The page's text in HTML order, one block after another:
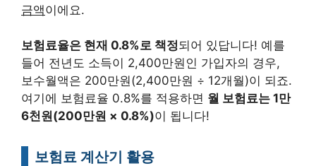
금액이에요.
보험료율은 현재 0.8%로 책정되어 있답니다! 예를
들어 전년도 소득이 2,400만원인 가입자의 경우,
보수월액은 200만원(2,400만원 ÷ 12개월)이 되죠.
여기에 보험료율 0.8%를 적용하면 월 보험료는 1만
6천원(200만원 × 0.8%)이 됩니다!
보험료 계산기 활용